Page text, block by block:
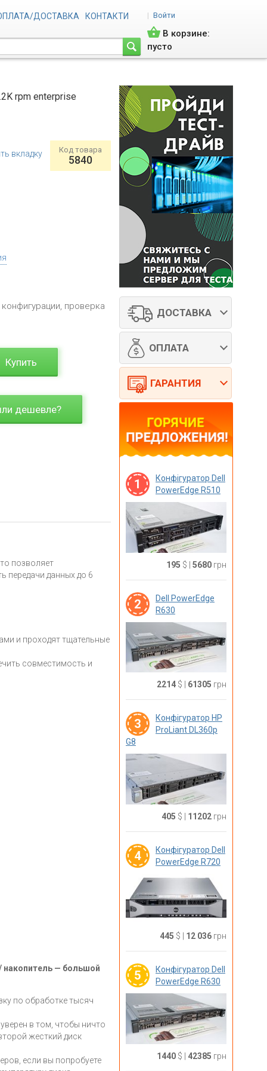
ДОСТАВКА
КОНТАКТИ
| Войти
В корзине:
пусто
rpm enterprise
вкладку Код товара
5840
проверка
Купить
дешевле?
позволяет
передачи данных до 6
и проходят тщательные
совместимость и
накопитель — большой
по обработке тысяч
в том, чтобы ничто
жесткий диск
если вы попробуете
ДОСТАВКА
ОПЛАТА
ГАРАНТИЯ
1
Конфігуратор Dell
PowerEdge R510
195 $ | 5680грн
2
Dell PowerEdge
R630
2214$ 61305 грн
3
Конфігуратор HP
ProLiant DL360p
G8
405 $ | 11202грн
4
Конфігуратор Dell
PowerEdge R720
445 $ 12 036грн
5
Конфігуратор Dell
PowerEdge R630
1440$ | 42385 грн